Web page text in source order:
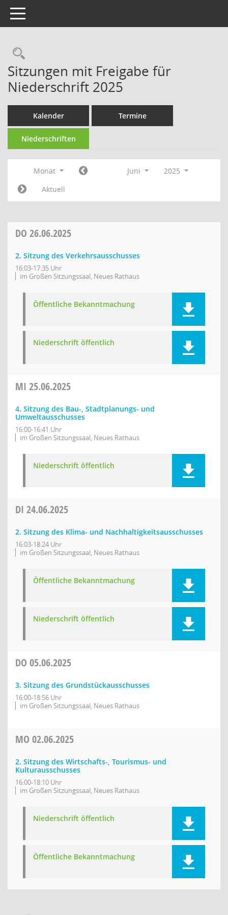
Toggle navigation
Rechercheauswahl
Sitzungen mit Freigabe für
Niederschrift 2025
Kalender Termine
Niederschriften
Monat Juni
2025
Aktuell
DO 26.06.2025
2. Sitzung des Verkehrsausschusses
16:03-17:35 Uhr
im Großen Sitzungssaal, Neues Rathaus
Öffentliche Bekanntmachung
Niederschrift öffentlich
MI 25.06.2025
4. Sitzung des Bau-, Stadtplanungs- und
Umweltausschusses
16:00-16:41 Uhr
im Großen Sitzungssaal, Neues Rathaus
Niederschrift öffentlich
DI 24.06.2025
2. Sitzung des Klima- und Nachhaltigkeitsausschusses
16:03-18:24 Uhr
im Großen Sitzungssaal, Neues Rathaus
Öffentliche Bekanntmachung
Niederschrift öffentlich
DO 05.06.2025
3. Sitzung des Grundstückausschusses
16:00-18:56 Uhr
im Großen Sitzungssaal, Neues Rathaus
MO 02.06.2025
2. Sitzung des Wirtschafts-, Tourismus- und
Kulturausschusses
16:00-18:10 Uhr
im Großen Sitzungssaal, Neues Rathaus
Niederschrift öffentlich
Öffentliche Bekanntmachung